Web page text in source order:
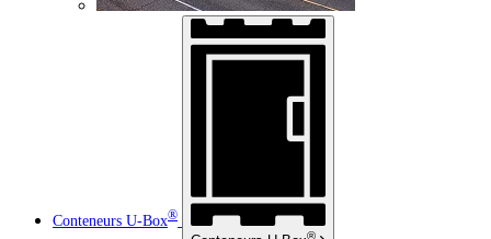
Conteneurs U-Box®
®